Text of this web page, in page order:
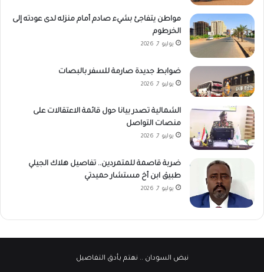
مواطن يتفاجئ بشيء صادم أمام منزله لدى عودته إلى
الخرطوم
يوليو 7, 2026
ضوابط جديدة صارمة للسفر بالبصات
يوليو 7, 2026
الشمالية تصدر بيانا حول قائمة الاعتقالات على
منصات التواصل
يوليو 7, 2026
ضربة قاصمة للمتمردين.. تفاصيل هلاك الجيلي
طبيق ابن أخ مستشار حميدتي
يوليو 7, 2026
نبض السودان .. نهتم بأدق التفاصيل